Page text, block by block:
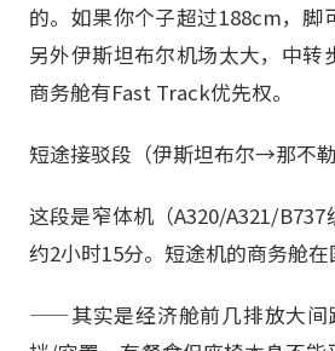
的。如果你个子超过188cm，脚
另外伊斯坦布尔机场太大，中转
商务舱有Fast Track优先权。
短途接驳段（伊斯坦布尔→那不勒
这段是窄体机（A320/A321/
约2小时15分。短途机的商务舱
——其实是经济舱前几排放大间